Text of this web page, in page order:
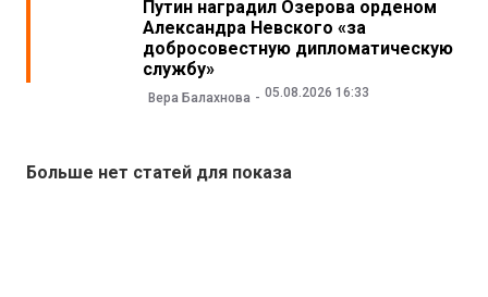
Путин наградил Озерова орденом
Александра Невского «за
добросовестную дипломатическую
службу»
Вера Балахнова 05.08.2026 16:33
Больше нет статей для показа